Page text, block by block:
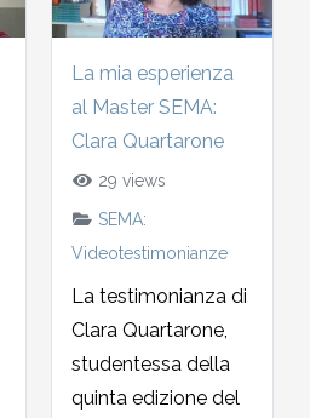
La mia esperienza
al Master SEMA:
Clara Quartarone
29 views
SEMA:
Videotestimonianze
La testimonianza di
Clara Quartarone,
studentessa della
quinta edizione del